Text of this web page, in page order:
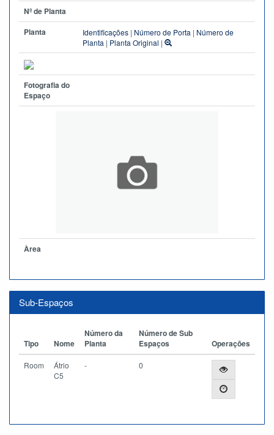
Nº de Planta
Planta
Identificações | Número de Porta | Número de
Planta | Planta Original |
Fotografia do
Espaço
Àrea
Sub-Espaços
Tipo Nome
Número da
Planta
Número de Sub
Espaços
Operações
Room
Átrio
C5
- 0